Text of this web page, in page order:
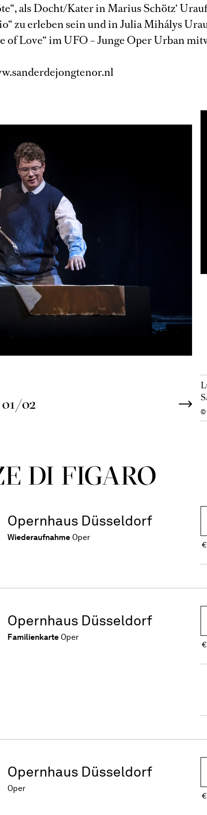
als Docht/Kater in Marius Schötz‘
zu erleben sein und in Julia Mihálys
of Love“ im UFO – Junge Oper Urban
01/02 ©
DI FIGARO
Opernhaus Düsseldorf
Wiederaufnahme Oper
Opernhaus Düsseldorf
Familienkarte Oper
Opernhaus Düsseldorf
Oper